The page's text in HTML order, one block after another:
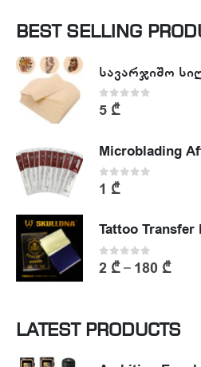
BEST SELLING
0out of 5
5 ₾
0 out of 5
1 ₾
0out of 5
2 ₾– 180 ₾
LATEST PRODUCTS